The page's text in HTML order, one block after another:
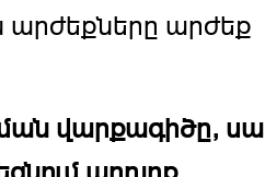
արժեք
վարքագիծը, սա